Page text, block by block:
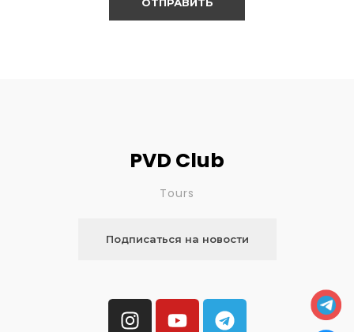
PVD Club
Tours
Подписаться на новости